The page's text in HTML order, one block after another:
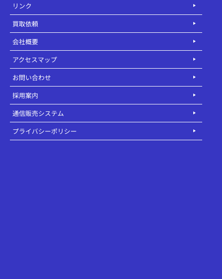
リンク
買取依頼
会社概要
アクセスマップ
お問い合わせ
採用案内
通信販売システム
プライバシーポリシー